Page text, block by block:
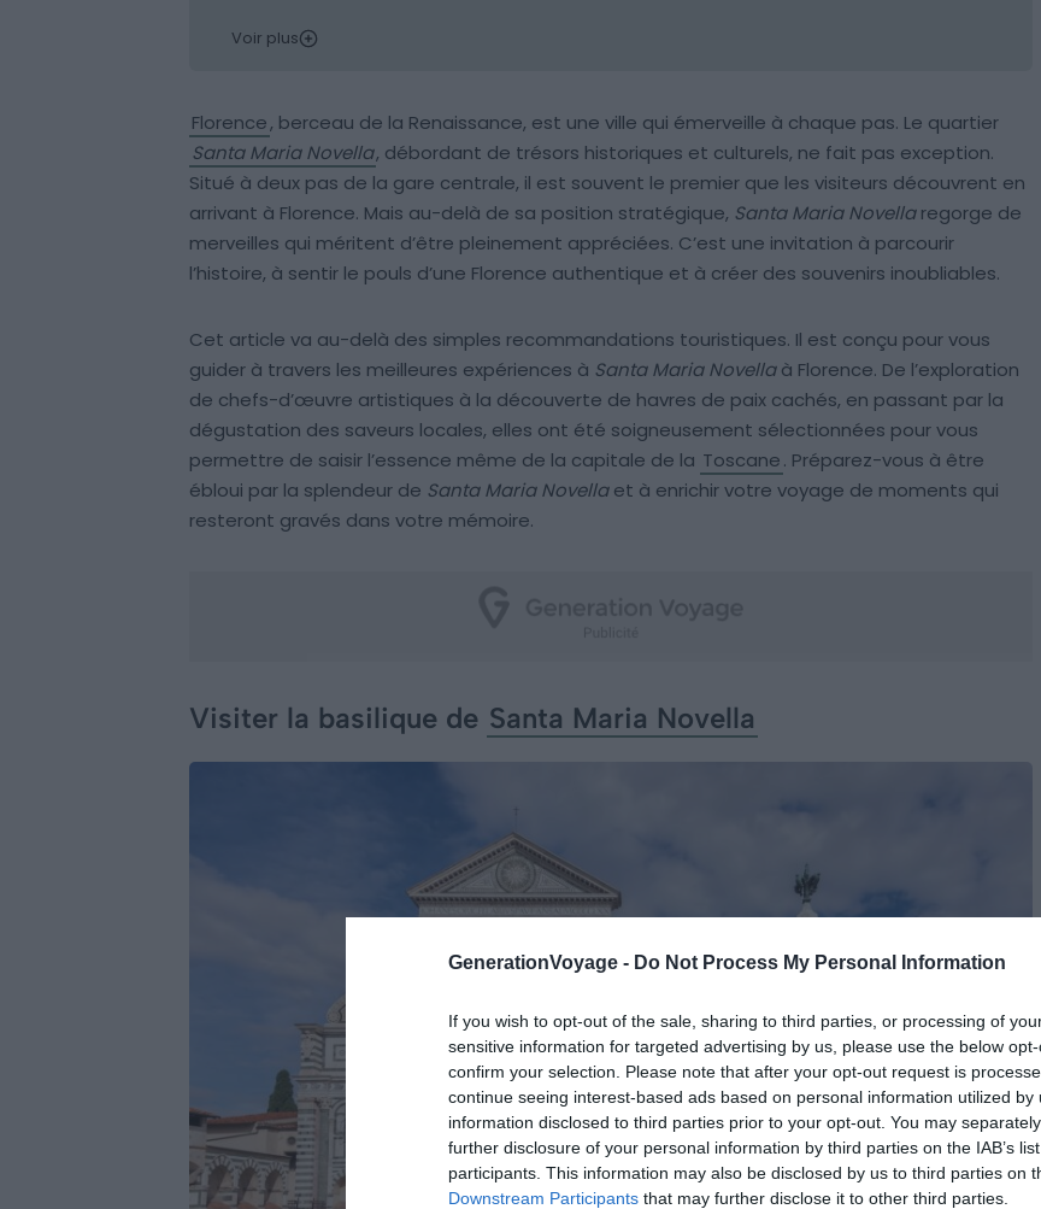
GenerationVoyage - Do Not Process My Personal Information
If you wish to opt-out of the sale, sharing to third parties, or processing of
sensitive information for targeted advertising by us, please use the below
confirm your selection. Please note that after your opt-out request is
continue seeing interest-based ads based on personal information utilized by
information disclosed to third parties prior to your opt-out. You may
further disclosure of your personal information by third parties on the IAB’s
participants. This information may also be disclosed by us to third parties on
Downstream Participants that may further disclose it to other third parties.
Voir plus
Florence, berceau de la Renaissance, est une ville qui émerveille à chaque pas. Le quartier
Santa Maria Novella, débordant de trésors historiques et culturels, ne fait pas exception.
Situé à deux pas de la gare centrale, il est souvent le premier que les visiteurs découvrent en
arrivant à Florence. Mais au-delà de sa position stratégique, Santa Maria Novellaregorge de
merveilles qui méritent d’être pleinement appréciées. C’est une invitation à parcourir
l’histoire, à sentir le pouls d’une Florence authentique et à créer des souvenirs inoubliables.
Cet article va au-delà des simples recommandations touristiques. Il est conçu pour vous
guider à travers les meilleures expériences à Santa Maria Novellaà Florence. De l’exploration
de chefs-d’œuvre artistiques à la découverte de havres de paix cachés, en passant par la
dégustation des saveurs locales, elles ont été soigneusement sélectionnées pour vous
permettre de saisir l’essence même de la capitale de la Toscane. Préparez-vous à être
ébloui par la splendeur de Santa Maria Novellaet à enrichir votre voyage de moments qui
resteront gravés dans votre mémoire.
Visiter la basilique de Santa Maria Novella